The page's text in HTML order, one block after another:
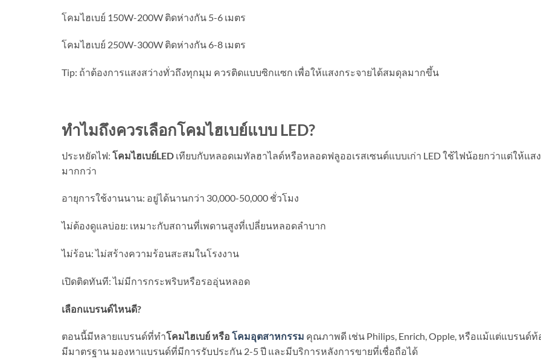
โคมไฮเบย์ 150W-200W ติดห่างกัน 5-6 เมตร
โคมไฮเบย์ 250W-300W ติดห่างกัน 6-8 เมตร
Tip: ถ้าต้องการแสงสว่างทั่วถึงทุกมุม ควรติดแบบซิกแซก เพื่อให้แสงกระจายได้สมดุลมากขึ้น
ทำไมถึงควรเลือกโคมไฮเบย์แบบ LED?
ประหยัดไฟ: โคมไฮเบย์LED เทียบกับหลอดเมทัลฮาไลด์หรือหลอดฟลูออเรสเซนต์แบบเก่า LED ใช้ไฟน้อยกว่าแต่ให้แสง
มากกว่า
อายุการใช้งานนาน: อยู่ได้นานกว่า 30,000-50,000 ชั่วโมง
ไม่ต้องดูแลบ่อย: เหมาะกับสถานที่เพดานสูงที่เปลี่ยนหลอดลำบาก
ไม่ร้อน: ไม่สร้างความร้อนสะสมในโรงงาน
เปิดติดทันที: ไม่มีการกระพริบหรือรออุ่นหลอด
เลือกแบรนด์ไหนดี?
ตอนนี้มีหลายแบรนด์ที่ทำโคมไฮเบย์ หรือ โคมอุตสาหกรรม คุณภาพดี เช่น Philips, Enrich, Opple, หรือแม้แต่แบรนด์
มีมาตรฐาน มองหาแบรนด์ที่มีการรับประกัน 2-5 ปี และมีบริการหลังการขายที่เชื่อถือได้